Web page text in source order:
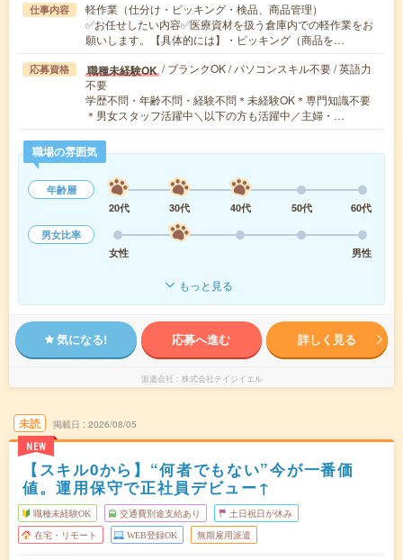
仕事内容
軽作業（仕分け・ピッキング・検品、商品管理）
✅お任せしたい内容✅医療資材を扱う倉庫内での軽作業をお
願いします。【具体的には】・ピッキング（商品を…
応募資格 職種未経験OK / ブランクOK / パソコンスキル不要 / 英語力
不要
学歴不問・年齢不問・経験不問＊未経験OK＊専門知識不要
＊男女スタッフ活躍中＼以下の方も活躍中／主婦・…
職場の雰囲気
年齢層
20代
30代 40代 50代
60代
男女比率
女性
男性
もっと見る
気になる! 応募へ進む 詳しく見る
派遣会社 株式会社テイジイエル
未読
NEW
掲載日 2026/08/05
【スキル0から】“何者でもない”今が一番価
値。運用保守で正社員デビュー↑
職種未経験OK 交通費別途支給あり 土日祝日が休み
在宅・リモート WEB登録OK 無期雇用派遣